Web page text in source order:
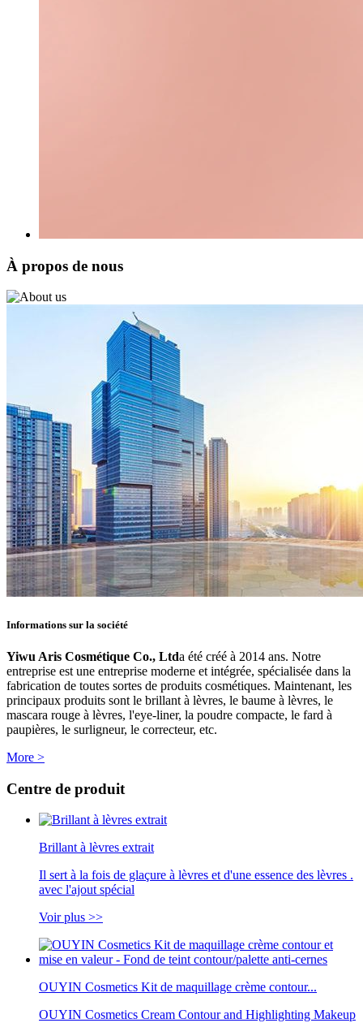
À propos de nous
Informations sur la société
Yiwu Aris Cosmétique Co., Ltda été créé à 2014 ans. Notre
entreprise est une entreprise moderne et intégrée, spécialisée dans la
fabrication de toutes sortes de produits cosmétiques. Maintenant, les
principaux produits sont le brillant à lèvres, le baume à lèvres, le
mascara rouge à lèvres, l'eye-liner, la poudre compacte, le fard à
paupières, le surligneur, le correcteur, etc.
More >
Centre de produit
Brillant à lèvres extrait
Il sert à la fois de glaçure à lèvres et d'une essence des lèvres .
avec l'ajout spécial
Voir plus >>
OUYIN Cosmetics Kit de maquillage crème contour...
OUYIN Cosmetics Cream Contour and Highlighting Makeup